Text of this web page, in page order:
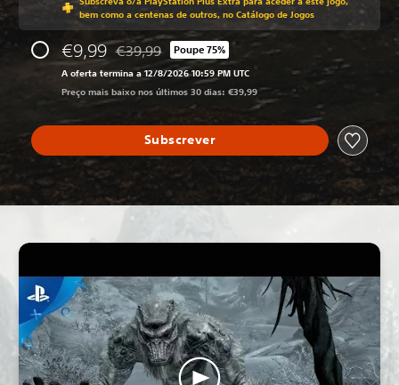
bem como a centenas de outros, no Catálogo de Jogos
€9,99 Com desconto em relação ao preço original de
€39,99 Poupe 75%
A oferta termina a 12/8/2026 10:59 PM UTC
Preço mais baixo nos últimos 30 dias: €39,99
Subscrever